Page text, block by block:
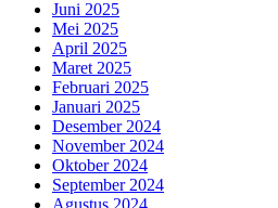
Juni 2025
Mei 2025
April 2025
Maret 2025
Februari 2025
Januari 2025
Desember 2024
November 2024
Oktober 2024
September 2024
Agustus 2024